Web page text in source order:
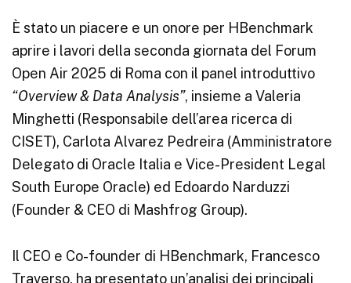
È stato un piacere e un onore per HBenchmark
aprire i lavori della seconda giornata del Forum
Open Air 2025 di Roma con il panel introduttivo
“Overview & Data Analysis”, insieme a Valeria
Minghetti (Responsabile dell’area ricerca di
CISET), Carlota Alvarez Pedreira (Amministratore
Delegato di Oracle Italia e Vice-President Legal
South Europe Oracle) ed Edoardo Narduzzi
(Founder & CEO di Mashfrog Group).
Il CEO e Co-founder di HBenchmark, Francesco
Traverso, ha presentato un’analisi dei principali